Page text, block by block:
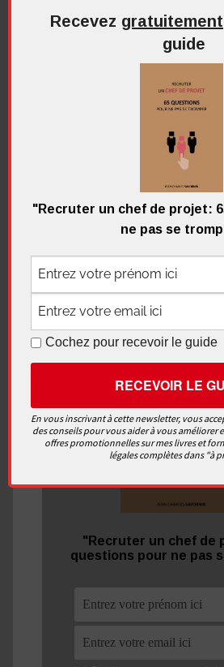
Me contacter
Recevez
nouveau
"Recruter un chef de
questions pour ne pas
Recevez gratuitement
guide
"Recruter un chef de projet:
ne pas se
Cochez pour recevoir le guide
En vous inscrivant à cette newsletter, vous
des conseils pour vous aider à vous améliorer
offres promotionnelles sur mes livres et
légales complètes dans "à